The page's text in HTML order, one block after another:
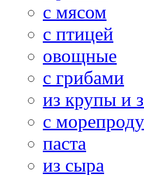
с мясом
с птицей
овощные
с грибами
из крупы и
с
паста
из сыра